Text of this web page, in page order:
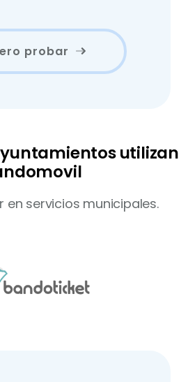
probar
utilizan
en servicios municipales.